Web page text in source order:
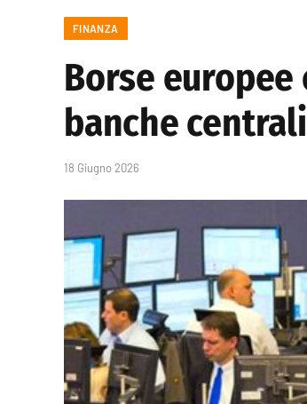
FINANZA
Borse europee
banche centrali
18 Giugno 2026